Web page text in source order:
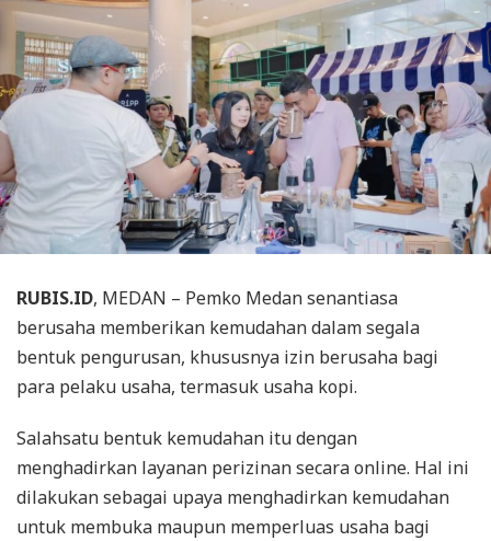
RUBIS.ID, MEDAN – Pemko Medan senantiasa
berusaha memberikan kemudahan dalam segala
bentuk pengurusan, khususnya izin berusaha bagi
para pelaku usaha, termasuk usaha kopi.
Salahsatu bentuk kemudahan itu dengan
menghadirkan layanan perizinan secara online. Hal ini
dilakukan sebagai upaya menghadirkan kemudahan
untuk membuka maupun memperluas usaha bagi